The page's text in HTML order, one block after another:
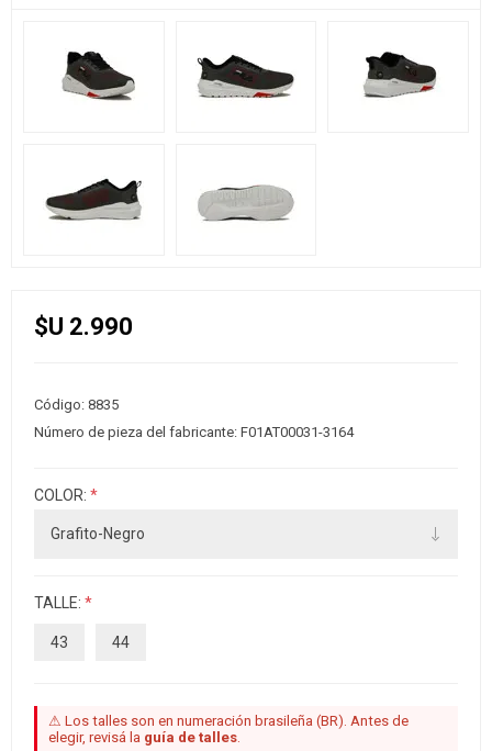
$U 2.990
Código: 8835
Número de pieza del fabricante: F01AT00031-3164
COLOR: *
TALLE: *
43 44
⚠ Los talles son en numeración brasileña (BR). Antes de
elegir, revisá la guía de talles